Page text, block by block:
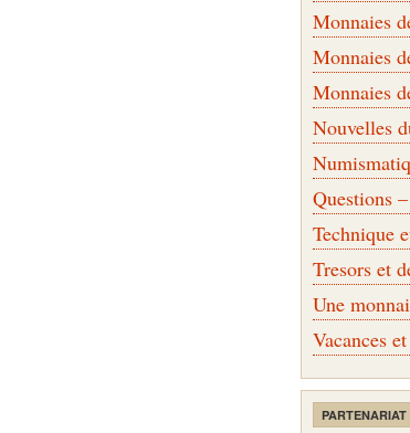
Monnaies
Monnaies
Monnaies
Nouvelles
Questions
Technique
Tresors et
Une
Vacances
PARTENARIAT